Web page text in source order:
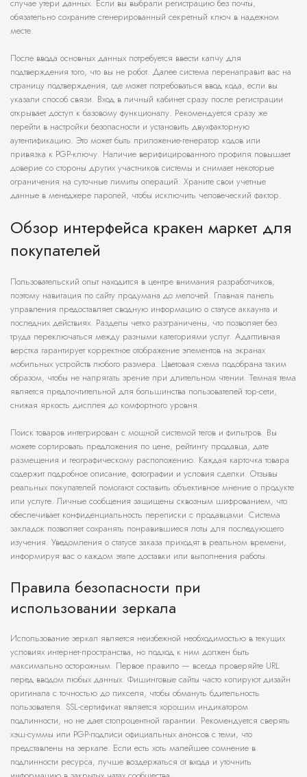
случае утери данных. Если вы выбрали регистрацию без почты,
обязательно сохраните сгенерированный секретный ключ в надежном
месте.
После ввода основных данных потребуется ввести капчу для
подтверждения того, что вы не робот. Далее система перенаправит вас на
страницу подтверждения, где может потребоваться ввод кода, если вы
указали способ связи. Вход в личный кабинет сразу после регистрации
открывает доступ к базовому функционалу. Рекомендуется сразу же
перейти в настройки безопасности и установить двухфакторную
аутентификацию. Это может быть приложение-генератор кодов или
привязка к PGP-ключу. Наличие верифицированного профиля повышает
доверие со стороны других участников системы и снимает некоторые
ограничения на суточные лимиты операций. Храните свои учетные
данные в менеджере паролей, чтобы исключить человеческий фактор.
Обзор интерфейса кракен маркет для
покупателей
Пользовательский опыт находится в центре внимания разработчиков,
поэтому навигация по сайту продумана до мелочей. Главная панель
управления предоставляет сводную информацию о статусе аккаунта и
последних действиях. Разделы четко разграничены, что позволяет без
труда переключаться между разными категориями услуг. Адаптивная
верстка гарантирует корректное отображение элементов на экранах
мобильных устройств любого размера. Цветовая схема подобрана таким
образом, чтобы не напрягать зрение при длительном чтении. Темная тема
является предпочтительной для большинства пользователей тор-сети,
снижая яркость дисплея до комфортного уровня.
Поиск товаров интегрирован с мощной системой тегов и фильтров. Вы
можете сортировать предложения по цене, рейтингу продавца, дате
размещения и географическому расположению. Каждая карточка товара
содержит подробное описание, фотографии и условия сделки. Отзывы
реальных покупателей помогают составить объективное мнение о продукте
или услуге. Личные сообщения защищены сквозным шифрованием, что
обеспечивает конфиденциальность переписки с продавцами. Система
закладок позволяет сохранять понравившиеся лоты для последующего
изучения. Уведомления о статусе заказа приходят в реальном времени,
информируя вас о каждом этапе доставки или выполнения работы.
Правила безопасности при
использовании зеркала
Использование зеркал является неизбежной необходимостью в текущих
условиях интернет-пространства, но подход к ним должен быть
максимально осторожным. Первое правило — всегда проверяйте URL
перед вводом любых данных. Фишинговые сайты часто копируют дизайн
оригинала с точностью до пикселя, чтобы обмануть бдительность
пользователя. SSL-сертификат является хорошим индикатором
подлинности, но не дает стопроцентной гарантии. Рекомендуется сверять
хэш-суммы или PGP-подписи официальных анонсов с теми, что
представлены на зеркале. Если есть хоть малейшее сомнение в
подлинности ресурса, лучше воздержаться от входа и уточнить